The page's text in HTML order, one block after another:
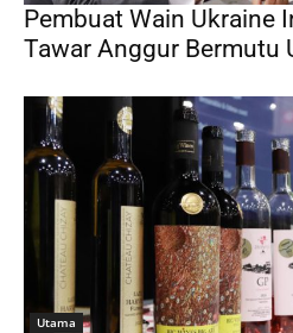
Pembuat Wain Ukraine
Tawar Anggur Bermutu
Utama